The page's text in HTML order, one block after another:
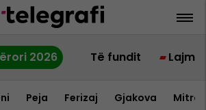
2026 Të fundit Lajme
Peja Ferizaj Gjakova